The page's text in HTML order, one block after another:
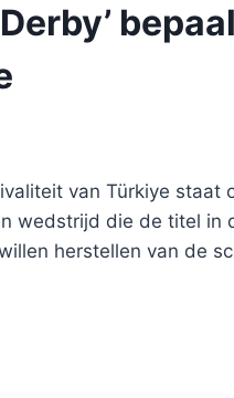
van Türkiye staat
wedstrijd die de titel in
herstellen van de